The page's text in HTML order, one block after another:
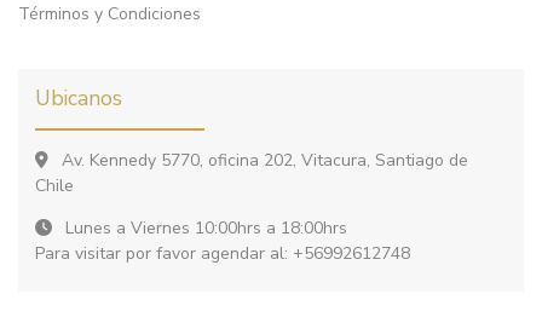
Términos y Condiciones
Ubicanos
Av. Kennedy 5770, oficina 202, Vitacura, Santiago de
Chile
Lunes a Viernes 10:00hrs a 18:00hrs
Para visitar por favor agendar al: +56992612748